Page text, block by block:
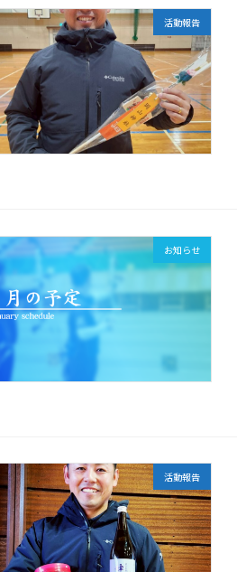
活動報告
お知らせ
活動報告